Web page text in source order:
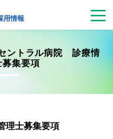
用情報
ントラル病院 診療情
集要項
理士募集要項